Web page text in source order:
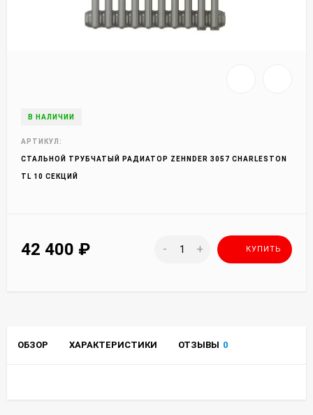
В НАЛИЧИИ
АРТИКУЛ:
СТАЛЬНОЙ ТРУБЧАТЫЙ РАДИАТОР ZEHNDER 3057 CHARLESTON
TL 10 СЕКЦИЙ
42 400 ₽ - + КУПИТЬ
ОБЗОР ХАРАКТЕРИСТИКИ ОТЗЫВЫ 0